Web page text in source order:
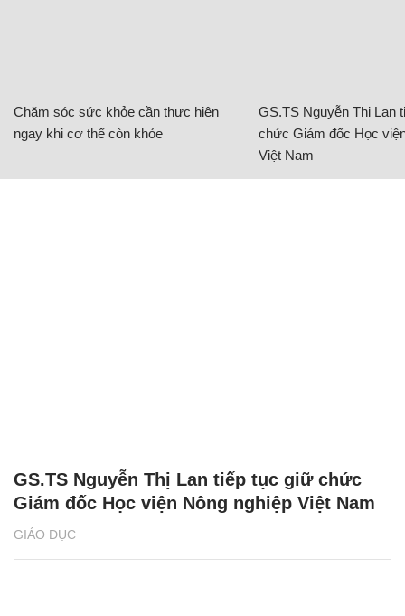
Chăm sóc sức khỏe cần thực hiện
ngay khi cơ thể còn khỏe
GS.TS Nguyễn Thị Lan
chức Giám đốc Học
Việt Nam
GIÁO DỤC
GS.TS Nguyễn Thị Lan tiếp tục giữ chức
Giám đốc Học viện Nông nghiệp Việt Nam